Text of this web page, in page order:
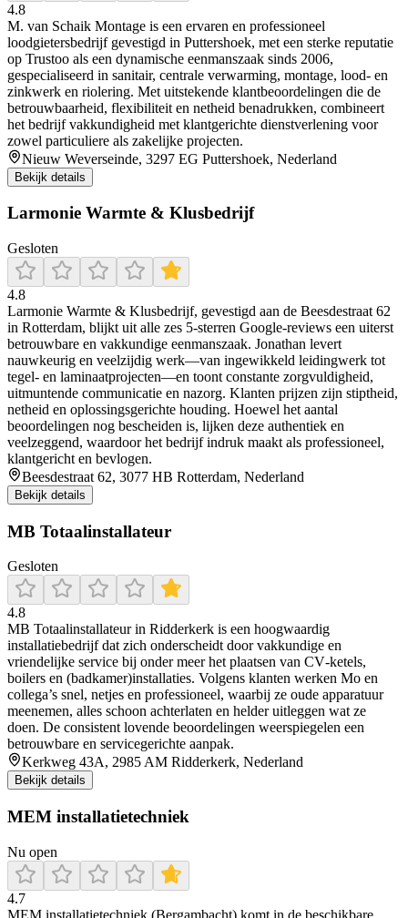
4.8
M. van Schaik Montage is een ervaren en professioneel
loodgietersbedrijf gevestigd in Puttershoek, met een sterke reputatie
op Trustoo als een dynamische eenmanszaak sinds 2006,
gespecialiseerd in sanitair, centrale verwarming, montage, lood- en
zinkwerk en riolering. Met uitstekende klantbeoordelingen die de
betrouwbaarheid, flexibiliteit en netheid benadrukken, combineert
het bedrijf vakkundigheid met klantgerichte dienstverlening voor
zowel particuliere als zakelijke projecten.
Nieuw Weverseinde, 3297 EG Puttershoek, Nederland
Bekijk details
Larmonie Warmte & Klusbedrijf
Gesloten
4.8
Larmonie Warmte & Klusbedrijf, gevestigd aan de Beesdestraat 62
in Rotterdam, blijkt uit alle zes 5‑sterren Google‑reviews een uiterst
betrouwbare en vakkundige eenmanszaak. Jonathan levert
nauwkeurig en veelzijdig werk—van ingewikkeld leidingwerk tot
tegel‐ en laminaatprojecten—en toont constante zorgvuldigheid,
uitmuntende communicatie en nazorg. Klanten prijzen zijn stiptheid,
netheid en oplossingsgerichte houding. Hoewel het aantal
beoordelingen nog bescheiden is, lijken deze authentiek en
veelzeggend, waardoor het bedrijf indruk maakt als professioneel,
klantgericht en bevlogen.
Beesdestraat 62, 3077 HB Rotterdam, Nederland
Bekijk details
MB Totaalinstallateur
Gesloten
4.8
MB Totaalinstallateur in Ridderkerk is een hoogwaardig
installatiebedrijf dat zich onderscheidt door vakkundige en
vriendelijke service bij onder meer het plaatsen van CV‑ketels,
boilers en (badkamer)installaties. Volgens klanten werken Mo en
collega’s snel, netjes en professioneel, waarbij ze oude apparatuur
meenemen, alles schoon achterlaten en helder uitleggen wat ze
doen. De consistent lovende beoordelingen weerspiegelen een
betrouwbare en servicegerichte aanpak.
Kerkweg 43A, 2985 AM Ridderkerk, Nederland
Bekijk details
MEM installatietechniek
Nu open
4.7
MEM installatietechniek (Bergambacht) komt in de beschikbare